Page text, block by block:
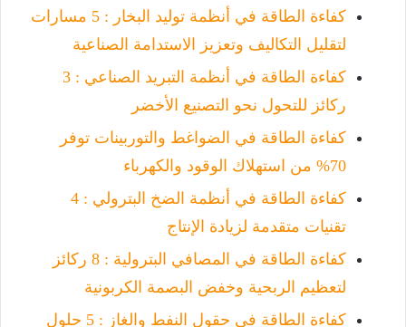
كفاءة الطاقة في أنظمة توليد البخار : 5 مسارات
لتقليل التكاليف وتعزيز الاستدامة الصناعية
كفاءة الطاقة في أنظمة التبريد الصناعي : 3
ركائز للتحول نحو التصنيع الأخضر
كفاءة الطاقة في الضواغط والتوربينات توفر
70% من استهلاك الوقود والكهرباء
كفاءة الطاقة في أنظمة الضخ البترولي : 4
تقنيات متقدمة لزيادة الإنتاج
كفاءة الطاقة في المصافي البترولية : 8 ركائز
لتعظيم الربحية وخفض البصمة الكربونية
كفاءة الطاقة في حقول النفط والغاز : 5 حلول